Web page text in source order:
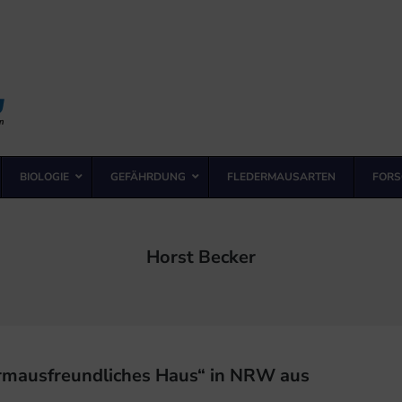
BIOLOGIE GEFÄHRDUNG FLEDERMAUSARTEN
Schlagwort:
Horst Becker
Haus“ in NRW aus